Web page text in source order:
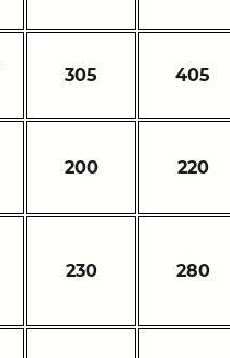
305 405
200 220
230 280